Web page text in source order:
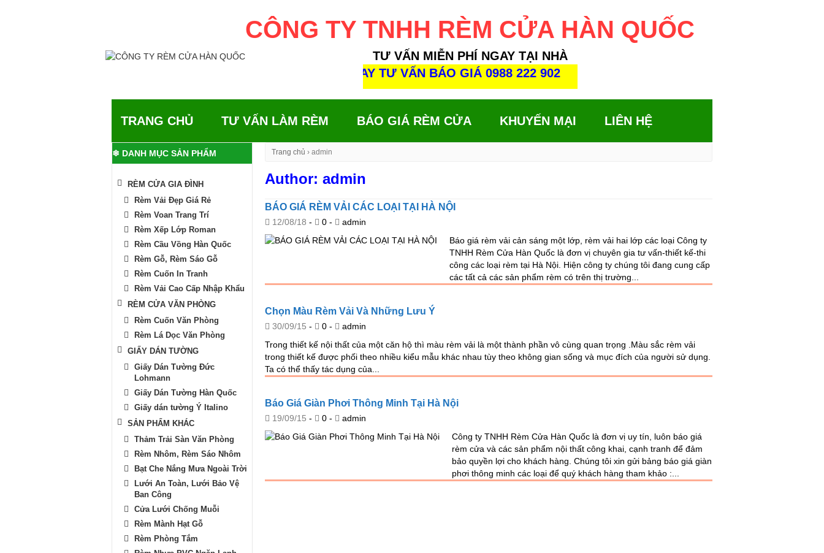
CÔNG TY TNHH RÈM CỬA HÀN QUỐC
TƯ VẤN MIỄN PHÍ NGAY TẠI NHÀ
CLICK GỌI NGAY TƯ VẤN BÁO GIÁ 0988 222 902
TRANG CHỦ TƯ VẤN LÀM RÈM BÁO GIÁ RÈM CỬA KHUYẾN MẠI LIÊN HỆ
Trang chủ › admin
Author: admin
BÁO GIÁ RÈM VẢI CÁC LOẠI TẠI HÀ NỘI
12/08/18 - 0 -
admin
Báo giá rèm vải cản sáng một lớp, rèm vải hai lớp các loại Công ty
TNHH Rèm Cửa Hàn Quốc là đơn vị chuyên gia tư vấn-thiết kế-thi
công các loại rèm tại Hà Nội. Hiện công ty chúng tôi đang cung cấp
các tất cả các sản phẩm rèm có trên thị trường...
Chọn Màu Rèm Vải Và Những Lưu Ý
30/09/15 - 0 -
admin
Trong thiết kế nội thất của một căn hộ thì màu rèm vải là một thành phần vô cùng quan trọng .Màu sắc rèm vải
trong thiết kế được phối theo nhiều kiểu mẫu khác nhau tùy theo không gian sống và mục đích của người sử dụng.
Ta có thể thấy tác dụng của...
Báo Giá Giàn Phơi Thông Minh Tại Hà Nội
19/09/15 - 0 -
admin
Công ty TNHH Rèm Cửa Hàn Quốc là đơn vị uy tín, luôn báo giá
rèm cửa và các sản phẩm nội thất công khai, cạnh tranh để đảm
bảo quyền lợi cho khách hàng. Chúng tôi xin gửi bảng báo giá giàn
phơi thông minh các loại để quý khách hàng tham khảo :...
❄ DANH MỤC SẢN PHẨM
RÈM CỬA GIA ĐÌNH
Rèm Vải Đẹp Giá Rẻ
Rèm Voan Trang Trí
Rèm Xếp Lớp Roman
Rèm Cầu Vồng Hàn Quốc
Rèm Gỗ, Rèm Sáo Gỗ
Rèm Cuốn In Tranh
Rèm Vải Cao Cấp Nhập Khẩu
RÈM CỬA VĂN PHÒNG
Rèm Cuốn Văn Phòng
Rèm Lá Dọc Văn Phòng
GIẤY DÁN TƯỜNG
Giấy Dán Tường Đức
Lohmann
Giấy Dán Tường Hàn Quốc
Giấy dán tường Ý Italino
SẢN PHẨM KHÁC
Thảm Trải Sàn Văn Phòng
Rèm Nhôm, Rèm Sáo Nhôm
Bạt Che Nắng Mưa Ngoài Trời
Lưới An Toàn, Lưới Bảo Vệ
Ban Công
Cửa Lưới Chống Muỗi
Rèm Mành Hạt Gỗ
Rèm Phòng Tắm